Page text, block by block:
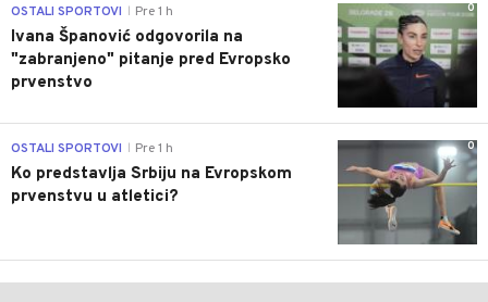
0
OSTALI SPORTOVI Pre 1 h
Ivana Španović odgovorila na
"zabranjeno" pitanje pred Evropsko
prvenstvo
0
OSTALI SPORTOVI Pre 1 h
Ko predstavlja Srbiju na Evropskom
prvenstvu u atletici?